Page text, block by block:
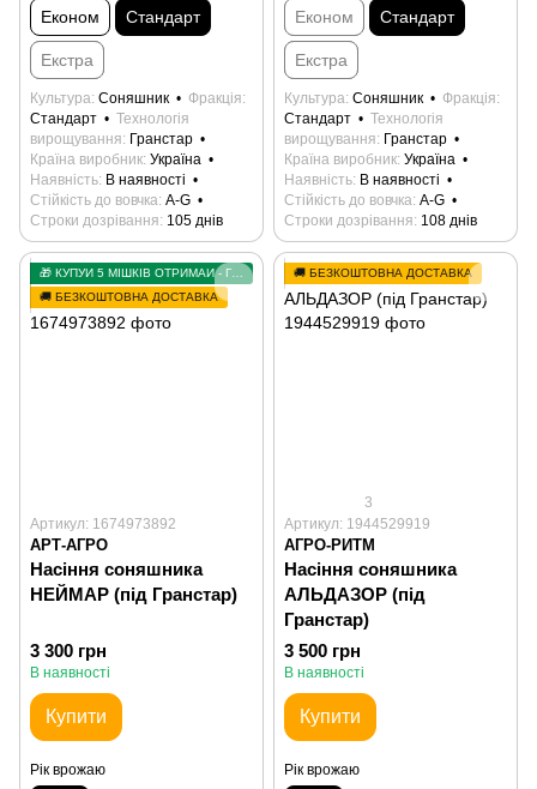
Економ Стандарт
Екстра
Культура Соняшник
Фракція
Стандарт
Технологія
вирощування
Гранстар
Країна виробник Україна
Наявність В наявності
Стійкість до вовчка А-G
Строки дозрівання 105 днів
Економ Стандарт
Екстра
Культура Соняшник
Фракція
Стандарт
Технологія
вирощування
Гранстар
Країна виробник Україна
Наявність В наявності
Стійкість до вовчка А-G
Строки дозрівання 108 днів
🚚 БЕЗКОШТОВНА ДОСТАВКА
Артикул: 1674973892
АРТ-АГРО
Насіння соняшника
НЕЙМАР (під Гранстар)
3 300 грн
В наявності
Купити
Рік врожаю
🚚 БЕЗКОШТОВНА ДОСТАВКА
3
Артикул: 1944529919
АГРО-РИТМ
Насіння соняшника
АЛЬДАЗОР (під
Гранстар)
3 500 грн
В наявності
Купити
Рік врожаю